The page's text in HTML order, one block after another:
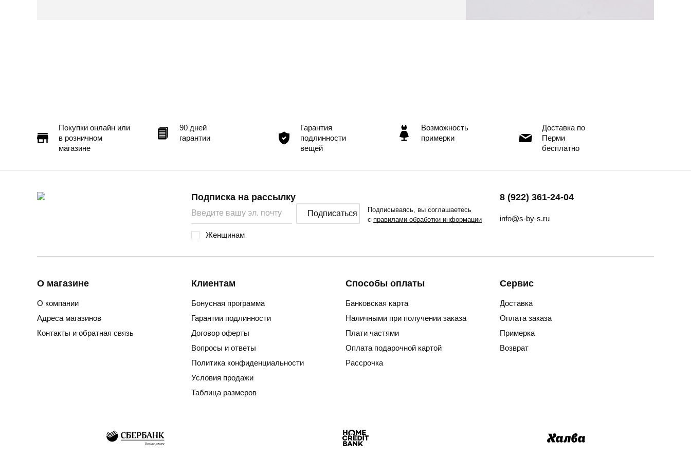
Покупки онлайн или
в розничном
магазине
90 дней
гарантии
Гарантия
подлинности
вещей
Возможность
примерки
Доставка по
Перми
бесплатно
8 (922) 361-24-04
info@s-by-s.ru
Подписка на рассылку
Подписаться
Подписываясь, вы соглашаетесь
с правилами обработки информации
Женщинам
О магазине
О компании
Адреса магазинов
Контакты и обратная связь
Клиентам
Бонусная программа
Гарантии подлинности
Договор оферты
Вопросы и ответы
Политика конфиденциальности
Условия продажи
Таблица размеров
Способы оплаты
Банковская карта
Наличными при получении заказа
Плати частями
Оплата подарочной картой
Рассрочка
Сервис
Доставка
Оплата заказа
Примерка
Возврат